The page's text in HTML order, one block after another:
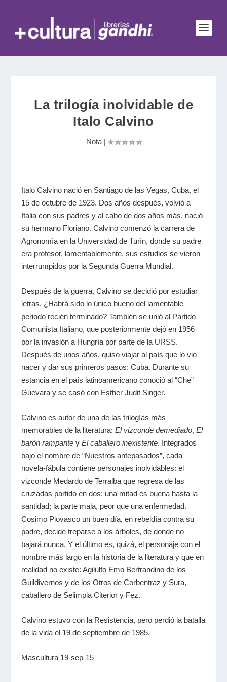
La trilogía inolvidable de
Italo Calvino
Nota|
Italo Calvino nació en Santiago de las Vegas, Cuba, el
15 de octubre de 1923. Dos años después, volvió a
Italia con sus padres y al cabo de dos años más, nació
su hermano Floriano. Calvino comenzó la carrera de
Agronomía en la Universidad de Turín, donde su padre
era profesor, lamentablemente, sus estudios se vieron
interrumpidos por la Segunda Guerra Mundial.
Después de la guerra, Calvino se decidió por estudiar
letras. ¿Habrá sido lo único bueno del lamentable
periodo recién terminado? También se unió al Partido
Comunista Italiano, que posteriormente dejó en 1956
por la invasión a Hungría por parte de la URSS.
Después de unos años, quiso viajar al país que lo vio
nacer y dar sus primeros pasos: Cuba. Durante su
estancia en el país latinoamericano conoció al “Che”
Guevara y se casó con Esther Judit Singer.
Calvino es autor de una de las trilogías más
memorables de la literatura:El vizconde demediado,El
barón rampante yEl caballero inexistente. Integrados
bajo el nombre de “Nuestros antepasados”, cada
novela-fábula contiene personajes inolvidables: el
vizconde Medardo de Terralba que regresa de las
cruzadas partido en dos: una mitad es buena hasta la
santidad; la parte mala, peor que una enfermedad.
Cosimo Piovasco un buen día, en rebeldía contra su
padre, decide treparse a los árboles, de donde no
bajará nunca. Y el último es, quizá, el personaje con el
nombre más largo en la historia de la literatura y que en
realidad no existe: Agilulfo Emo Bertrandino de los
Guildivernos y de los Otros de Corbentraz y Sura,
caballero de Selimpia Citerior y Fez.
Calvino estuvo con la Resistencia, pero perdió la batalla
de la vida el 19 de septiembre de 1985.
Mascultura 19-sep-15